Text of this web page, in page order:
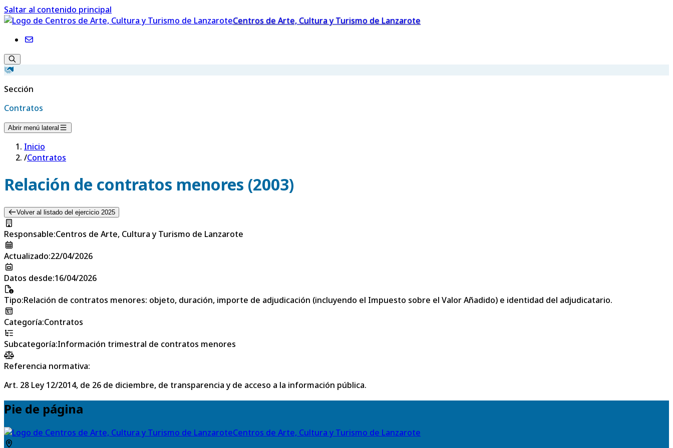
Saltar al contenido principal
Centros de Arte, Cultura y Turismo de Lanzarote
Sección
Contratos
Abrir menú lateral
Inicio
/Contratos
Relación de contratos menores (2003)
Volver al listado del ejercicio 2025
Responsable:Centros de Arte, Cultura y Turismo de Lanzarote
Actualizado:22/04/2026
Datos desde:16/04/2026
Tipo:Relación de contratos menores: objeto, duración, importe de adjudicación (incluyendo el Impuesto sobre el Valor Añadido) e identidad del adjudicatario.
Categoría:Contratos
Subcategoría:Información trimestral de contratos menores
Referencia normativa:
Art. 28 Ley 12/2014, de 26 de diciembre, de transparencia y de acceso a la información pública.
Pie de página
Centros de Arte, Cultura y Turismo de Lanzarote